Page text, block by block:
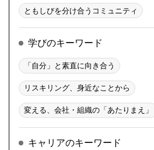
ともしびを分け合うコミュニティ
学びのキーワード
「自分」と素直に向き合う
リスキリング、身近なことから
変える、会社・組織の「あたりまえ」
キャリアのキーワード